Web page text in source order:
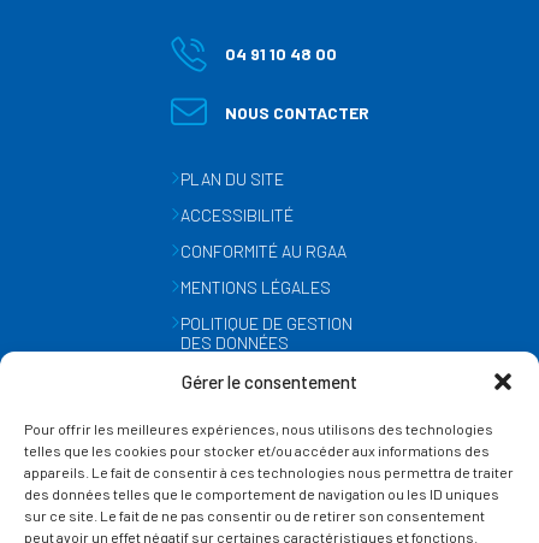
Gérer le consentement
Pour offrir les meilleures expériences, nous utilisons des technologies
telles que les cookies pour stocker et/ou accéder aux informations des
appareils. Le fait de consentir à ces technologies nous permettra de traiter
des données telles que le comportement de navigation ou les ID uniques
sur ce site. Le fait de ne pas consentir ou de retirer son consentement
peut avoir un effet négatif sur certaines caractéristiques et fonctions.
04 91 10 48 00
NOUS CONTACTER
PLAN DU SITE
ACCESSIBILITÉ
CONFORMITÉ AU RGAA
MENTIONS LÉGALES
POLITIQUE DE GESTION
DES DONNÉES
GESTION DES COOKIES
SUIVEZ-NOUS
SUR LES RÉSEAUX